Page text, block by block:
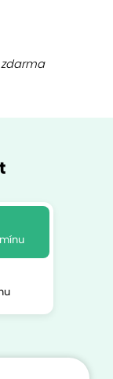
zdarma